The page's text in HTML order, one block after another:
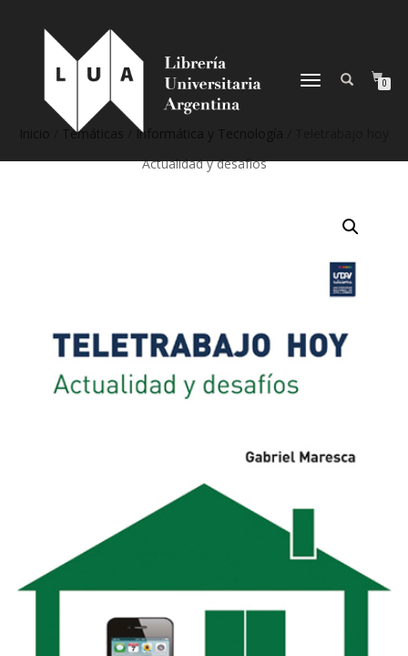
NAVEGACIÓN
0
Temáticas Informática y Tecnología
Actualidad y desafíos